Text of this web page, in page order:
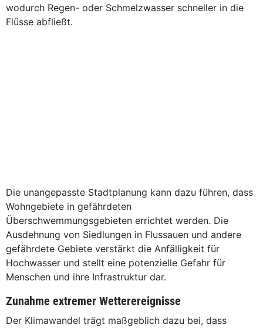
wodurch Regen- oder Schmelzwasser schneller in die
Flüsse abfließt.
Die unangepasste Stadtplanung kann dazu führen, dass
Wohngebiete in gefährdeten
Überschwemmungsgebieten errichtet werden. Die
Ausdehnung von Siedlungen in Flussauen und andere
gefährdete Gebiete verstärkt die Anfälligkeit für
Hochwasser und stellt eine potenzielle Gefahr für
Menschen und ihre Infrastruktur dar.
Zunahme extremer Wetterereignisse
Der Klimawandel trägt maßgeblich dazu bei, dass